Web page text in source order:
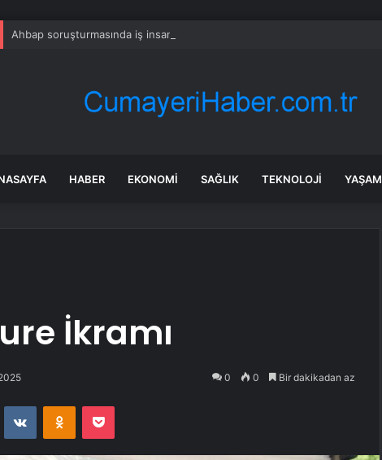
Ahbap soruşturmasında iş insanı Hüseyin Başaran’a tutuklama talebi
HABER EKONOMI SAĞLIK TEKNOLOJI YAŞAM
İkramı
0 0 Bir dakikadan az
VKontakteOdnoklassniki
Pocket